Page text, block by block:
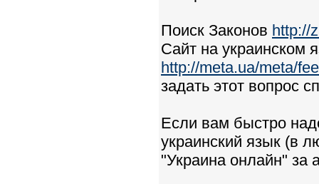
Поиск Законов http://
Сайт на украинском
http://meta.ua/meta/
задать этот вопрос
Если вам быстро
украинский язык (в
"Украина онлайн" за